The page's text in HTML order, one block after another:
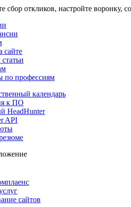
сбор откликов, настройте воронку,
сайте
по профессиям
календарь
к ПО
HeadHunter
API
сайтов